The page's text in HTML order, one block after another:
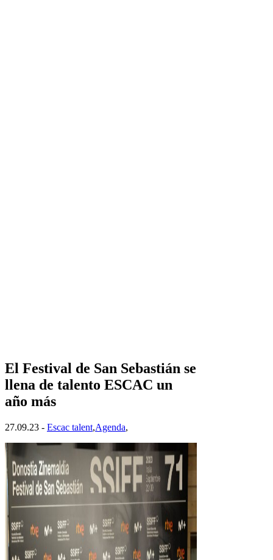
El Festival de San Sebastián se
llena de talento ESCAC un
año más
27.09.23 - Escac talent,Agenda,